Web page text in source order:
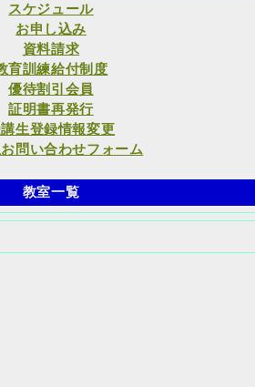
スケジュール
お申し込み
資料請求
育訓練給付制度
優待割引会員
証明書再発行
生登録情報変更
問い合わせフォーム
教室一覧